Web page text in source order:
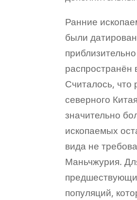
Ранние
были
распространён
Считалось, что
северного
значительно
ископаемых
вида не
Маньчжурия.
популяций,